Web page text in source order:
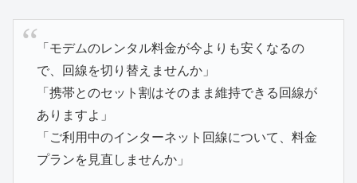
「モデムのレンタル料金が今よりも安くなるの
で、回線を切り替えませんか」
「携帯とのセット割はそのまま維持できる回線が
ありますよ」
「ご利用中のインターネット回線について、料金
プランを見直しませんか」